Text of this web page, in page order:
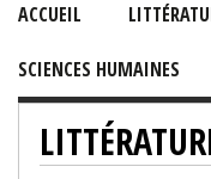
ACCUEIL
SCIENCES HUMAINES